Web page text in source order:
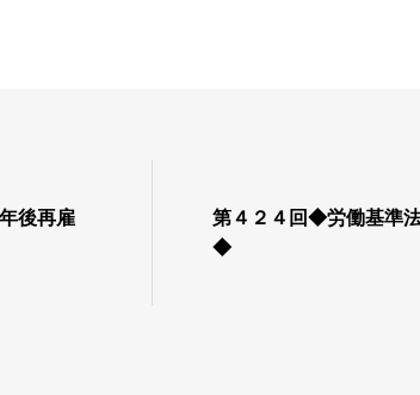
後再雇
第４２４回◆労働基準
◆